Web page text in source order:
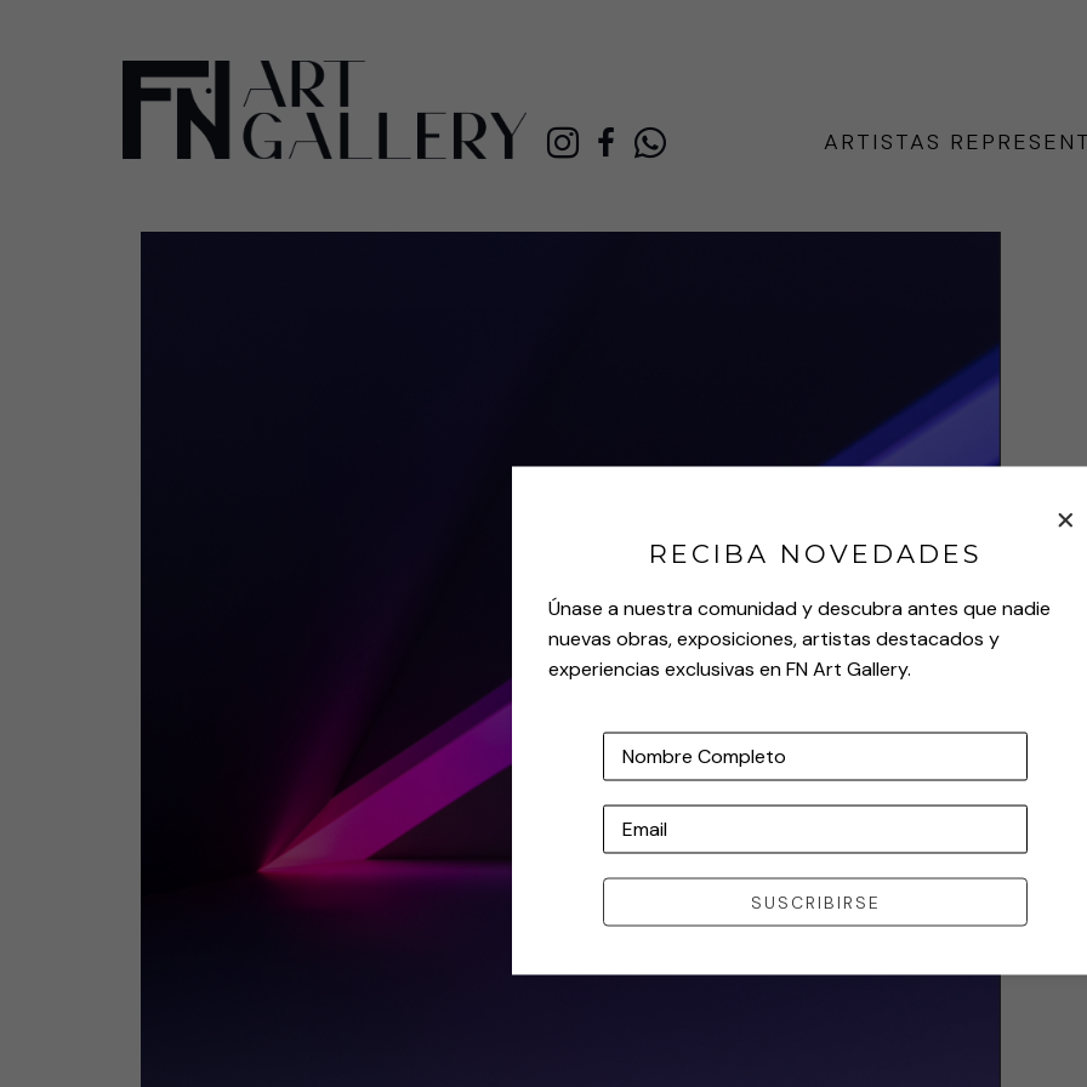
ARTISTAS
RECIBA NOVEDADES
Únase a nuestra comunidad y descubra antes que nadie
nuevas obras, exposiciones, artistas destacados y
experiencias exclusivas en FN Art Gallery.
Nombre Completo
Email
SUSCRIBIRSE